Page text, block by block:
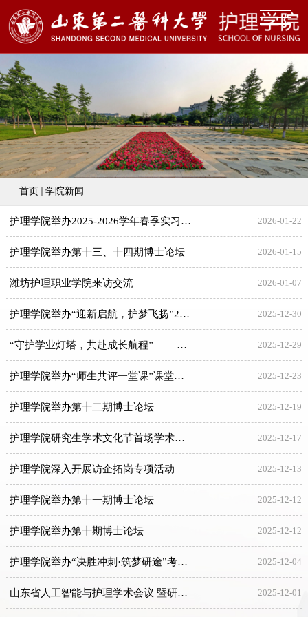
首页 学院新闻
护理学院举办2025-2026学年春季实习动员大会 2026-01-22
护理学院举办第十三、十四期博士论坛 2026-01-15
潍坊护理职业学院来访交流 2026-01-07
护理学院举办“迎新启航，护梦飞扬”2026年元旦暨迎新晚会 2025-12-30
“守护学业灯塔，共赴成长航程” ——护理学院精准开展学业预警学生主题班会 2025-12-29
护理学院举办“师生共评一堂课”课堂质量评价活动 2025-12-23
护理学院举办第十二期博士论坛 2025-12-19
护理学院研究生学术文化节首场学术讲座成功举办 2025-12-17
护理学院深入开展访企拓岗专项活动 2025-12-13
护理学院举办第十一期博士论坛 2025-12-12
护理学院举办第十期博士论坛 2025-12-12
护理学院举办“决胜冲刺·筑梦研途”考研冲刺赋能交流会 2025-12-04
山东省人工智能与护理学术会议 暨研究生创新论坛 Shandong Province Artificial I... 2025-12-01